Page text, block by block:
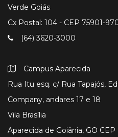
Verde Goiás
Cx Postal: 104 - CEP 75901-
(64) 3620-3000
Campus Aparecida
Rua Itu esq. c/ Rua Tapajós,
Company, andares 17 e 18
Vila Brasília
Aparecida de Goiânia, GO CEP